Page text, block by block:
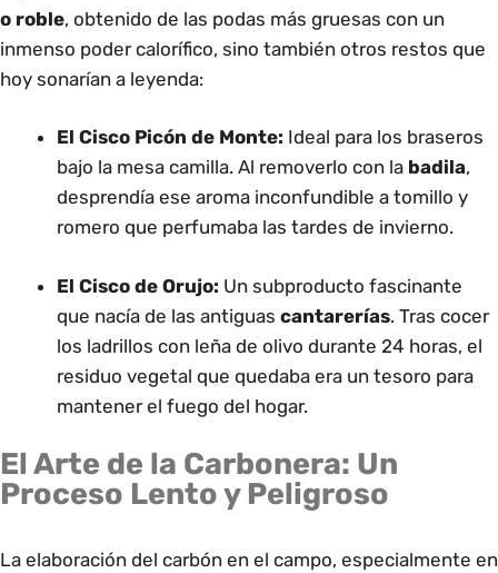
o roble, obtenido de las podas más gruesas con un
inmenso poder calorífico, sino también otros restos que
hoy sonarían a leyenda:
El Cisco Picón de Monte: Ideal para los braseros
bajo la mesa camilla. Al removerlo con la badila,
desprendía ese aroma inconfundible a tomillo y
romero que perfumaba las tardes de invierno.
El Cisco de Orujo: Un subproducto fascinante
que nacía de las antiguas cantarerías. Tras cocer
los ladrillos con leña de olivo durante 24 horas, el
residuo vegetal que quedaba era un tesoro para
mantener el fuego del hogar.
El Arte de la Carbonera: Un
Proceso Lento y Peligroso
La elaboración del carbón en el campo, especialmente en